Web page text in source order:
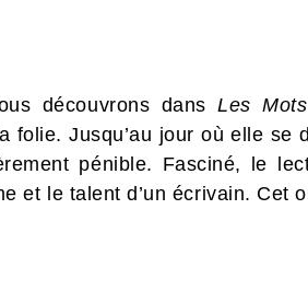
découvrons dansLes
folie. Jusqu’au jour où elle
pénible. Fasciné, le
et le talent d’un écrivain. Cet